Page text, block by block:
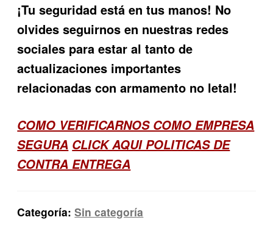
¡Tu seguridad está en tus manos! No
olvides seguirnos en nuestras redes
sociales para estar al tanto de
actualizaciones importantes
relacionadas con armamento no letal!
COMO VERIFICARNOS COMO EMPRESA
SEGURA CLICK AQUI POLITICAS DE
CONTRA ENTREGA
Categoría:Sin categoría